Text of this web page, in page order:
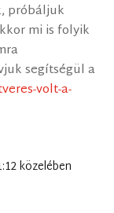
próbáljuk
mi is folyik
segítségül a
volt-a-
közelében